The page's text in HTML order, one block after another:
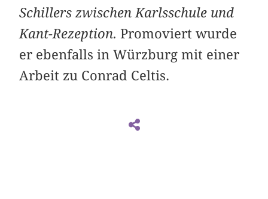
Schillers zwischen Karlsschule und
Kant-Rezeption. Promoviert wurde
er ebenfalls in Würzburg mit einer
Arbeit zu Conrad Celtis.